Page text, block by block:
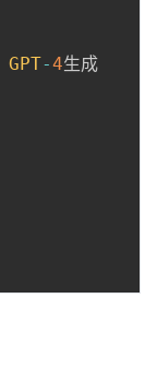
GPT-4生成